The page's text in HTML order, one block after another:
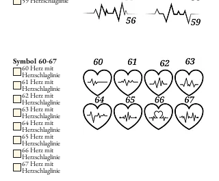
Symbol 60-67
60 Herz mit
Herzschlaglinie
61 Herz mit
Herzschlaglinie
62 Herz mit
Herzschlaglinie
63 Herz mit
Herzschlaglinie
64 Herz mit
Herzschlaglinie
65 Herz mit
Herzschlaglinie
66 Herz mit
Herzschlaglinie
67 Herz mit
Herzschlaglinie